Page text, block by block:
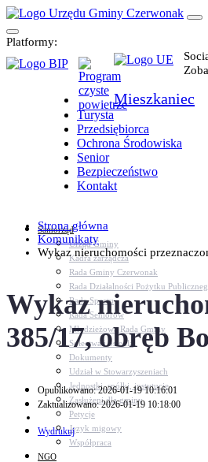
Platformy:
Mieszkaniec
Turysta
Przedsiębiorca
Ochrona Środowiska
Senior
Bezpieczeństwo
Kontakt
Samorząd
Urząd Gminy
Kadra zarządcza
Rada Gminy Czerwonak
Rada Działalności Pożytku
Rada Sportu
Rada Seniorów
Młodzieżowa Rada Gminy
Sołectwa i osiedla
Dokumenty
Udział w Stowarzyszeniach
Jednostki, spółki, instytucje
Zasłużeni dla gminy
Petycje
Język migowy
Współpraca
NGO
Strona główna
Komunikaty
Wykaz nieruchomości
Wykaz
385/17, obręb
Opublikowano: 2026-01-19 10:16:01
Zaktualizowano: 2026-01-19 10:18:00
Wydrukuj